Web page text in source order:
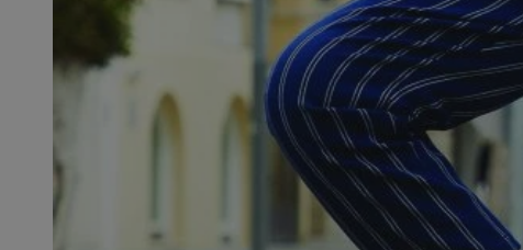
suid
INGRESSCOOKIE
CookieScriptConsent